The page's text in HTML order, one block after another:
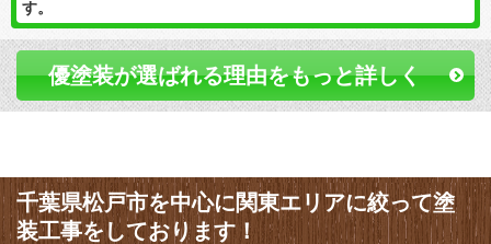
す。
優塗装が選ばれる理由をもっと詳しく
千葉県松戸市を中心に関東エリアに絞って塗
装工事をしております！